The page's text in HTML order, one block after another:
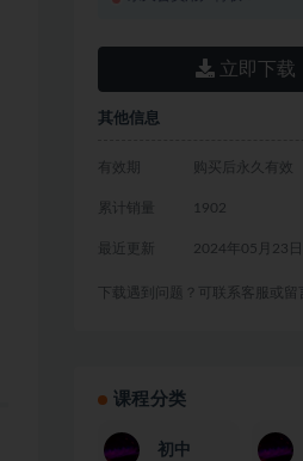
立即下载
其他信息
有效期 购买后永久有效
累计销量 1902
最近更新 2024年05月23日
下载遇到问题？可联系客服或留
课程分类
初中